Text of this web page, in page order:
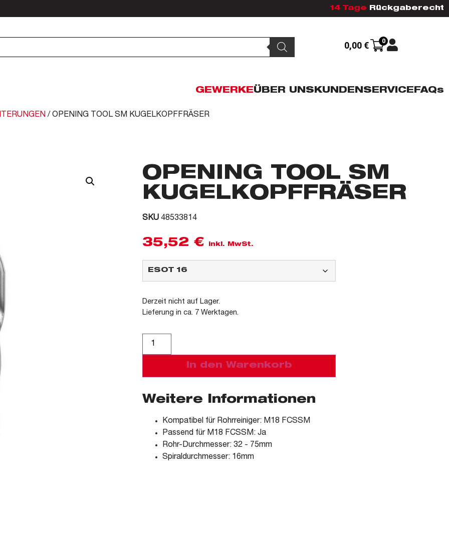
14 Tage Rückgaberecht
0,00 € 0
GEWERKEÜBER UNSKUNDENSERVICEFAQs
/ OPENING TOOL SM KUGELKOPFFRÄSER
OPENING TOOL SM
KUGELKOPFFRÄSER
SKU 48533814
35,52 € inkl. MwSt.
Derzeit nicht auf Lager.
Lieferung in ca. 7 Werktagen.
In den Warenkorb
Weitere Informationen
Kompatibel für Rohrreiniger: M18 FCSSM
Passend für M18 FCSSM: Ja
Rohr-Durchmesser: 32 - 75mm
Spiraldurchmesser: 16mm